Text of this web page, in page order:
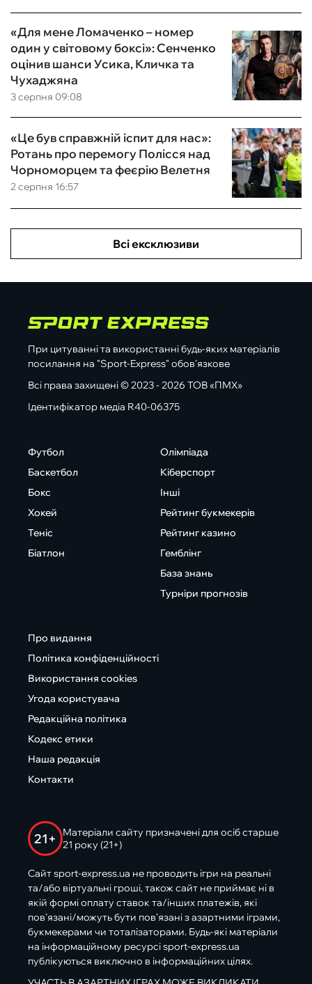
3 серпня 09:08
«Для мене Ломаченко – номер
один у світовому боксі»: Сенченко
оцінив шанси Усика, Кличка та
Чухаджяна
2 серпня 16:57
«Це був справжній іспит для нас»:
Ротань про перемогу Полісся над
Чорноморцем та феєрію Велетня
Всі ексклюзиви
При цитуванні та використанні будь-яких матеріалів
посилання на "Sport-Express" обов'язкове
Всі права захищені © 2023 - 2026 ТОВ «ПМХ»
Ідентифікатор медіа R40-06375
Футбол
Баскетбол
Бокс
Хокей
Теніс
Біатлон
Олімпіада
Кіберспорт
Інші
Рейтинг букмекерів
Рейтинг казино
Гемблінг
База знань
Турніри прогнозів
Про видання
Політика конфіденційності
Використання cookies
Угода користувача
Редакційна політика
Кодекс етики
Наша редакція
Контакти
21+
Матеріали сайту призначені для осіб старше
21 року (21+)
Сайт sport-express.ua не проводить ігри на реальні
та/або віртуальні гроші, також сайт не приймає ні в
якій формі оплату ставок та/інших платежів, які
пов’язані/можуть бути пов’язані з азартними іграми,
букмекерами чи тоталізаторами. Будь-які матеріали
на інформаційному ресурсі sport-express.ua
публікуються виключно в інформаційних цілях.